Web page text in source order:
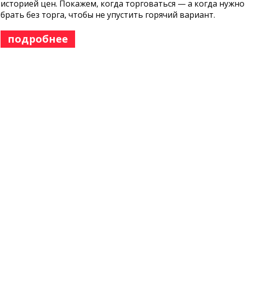
историей цен. Покажем, когда торговаться — а когда нужно
брать без торга, чтобы не упустить горячий вариант.
подробнее